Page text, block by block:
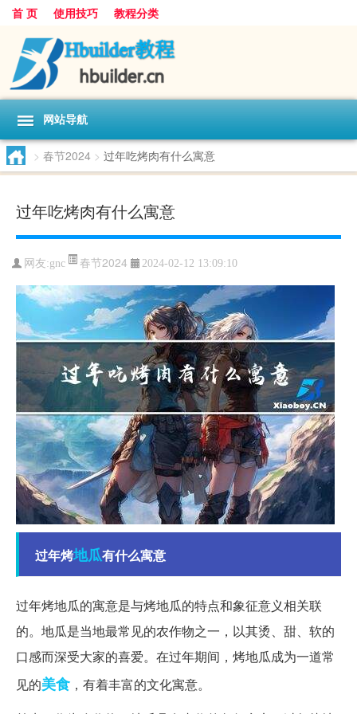
首 页 使用技巧 教程分类
网站导航
> 春节2024 > 过年吃烤肉有什么寓意
过年吃烤肉有什么寓意
网友:gnc 春节2024 2024-02-12 13:09:10
过年烤地瓜有什么寓意
过年烤地瓜的寓意是与烤地瓜的特点和象征意义相关联
的。地瓜是当地最常见的农作物之一，以其烫、甜、软的
口感而深受大家的喜爱。在过年期间，烤地瓜成为一道常
见的美食 ，有着丰富的文化寓意。